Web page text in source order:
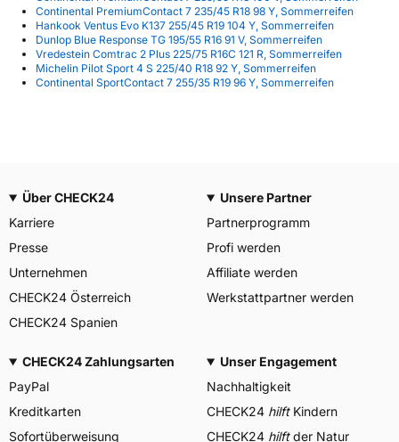
Continental PremiumContact 7 235/45 R18 98 Y, Sommerreifen
Hankook Ventus Evo K137 255/45 R19 104 Y, Sommerreifen
Dunlop Blue Response TG 195/55 R16 91 V, Sommerreifen
Vredestein Comtrac 2 Plus 225/75 R16C 121 R, Sommerreifen
Michelin Pilot Sport 4 S 225/40 R18 92 Y, Sommerreifen
Continental SportContact 7 255/35 R19 96 Y, Sommerreifen
Über CHECK24
Karriere
Presse
Unternehmen
CHECK24 Österreich
CHECK24 Spanien
Unsere Partner
Partnerprogramm
Profi werden
Affiliate werden
Werkstattpartner werden
CHECK24 Zahlungsarten
PayPal
Kreditkarten
Sofortüberweisung
Unser Engagement
Nachhaltigkeit
CHECK24 hilftKindern
CHECK24 hilftder Natur